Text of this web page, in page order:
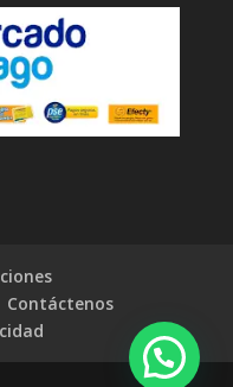
Contáctenos